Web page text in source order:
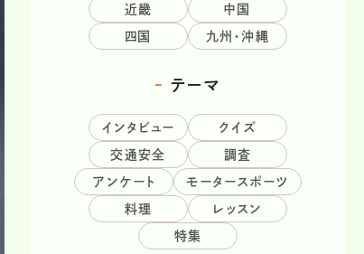
近畿 中国
四国 九州・沖縄
テーマ
インタビュー クイズ
交通安全 調査
アンケート モータースポーツ
料理 レッスン
特集